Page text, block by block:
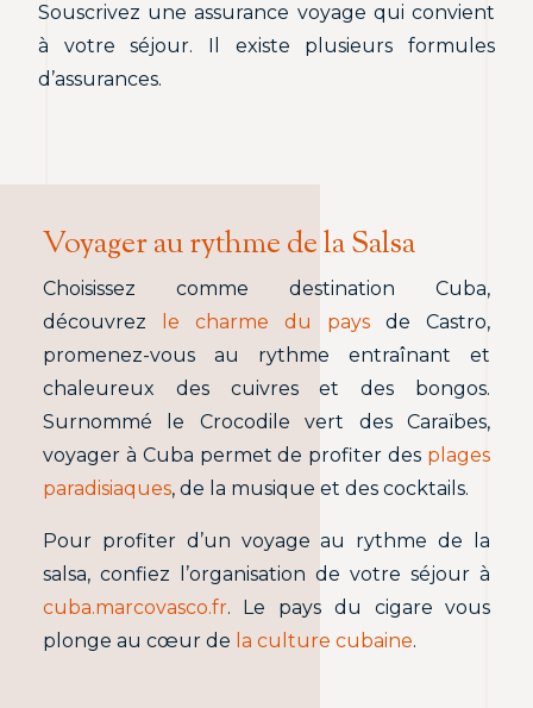
Souscrivez une assurance voyage qui convient
à votre séjour. Il existe plusieurs formules
d’assurances.
Voyager au rythme de la Salsa
Choisissez comme destination Cuba,
découvrez
le charme du paysde Castro,
promenez-vous au rythme entraînant et
chaleureux des cuivres et des bongos.
Surnommé le Crocodile vert des Caraïbes,
voyager à Cuba permet de profiter des plages
paradisiaques, de la musique et des cocktails.
Pour profiter d’un voyage au rythme de la
salsa, confiez l’organisation de votre séjour à
cuba.marcovasco.fr. Le pays du cigare vous
plonge au cœur de la culture cubaine.